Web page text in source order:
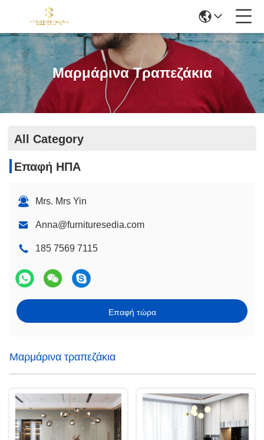
Μαρμάρινα Τραπεζάκια
All Category
Επαφή ΗΠΑ
Mrs. Mrs Yin
Anna@furnituresedia.com
185 7569 7115
Επαφή τώρα
Μαρμάρινα τραπεζάκια